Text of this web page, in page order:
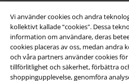
Vi använder cookies och andra
kollektivt kallade “cookies". Dessa
information om användare, deras
cookies placeras av oss, medan andra
och våra partners använder cookies
tillförlitlighet och säkerhet, förbättra
shoppingupplevelse, genomföra
Om EMP
Partner-program
Hållbarhet